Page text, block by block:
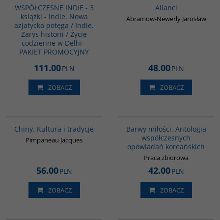
WSPÓŁCZESNE INDIE - 3
książki - Indie. Nowa
azjatycka potęga / Indie.
Zarys historii / Życie
codzienne w Delhi -
PAKIET PROMOCYJNY
111.00PLN
ZOBACZ
Alianci
Abramow-Newerly Jarosław
48.00PLN
ZOBACZ
Chiny. Kultura i tradycje
Pimpaneau Jacques
56.00PLN
ZOBACZ
Barwy miłości. Antologia
współczesnych
opowiadań koreańskich
Praca zbiorowa
42.00PLN
ZOBACZ